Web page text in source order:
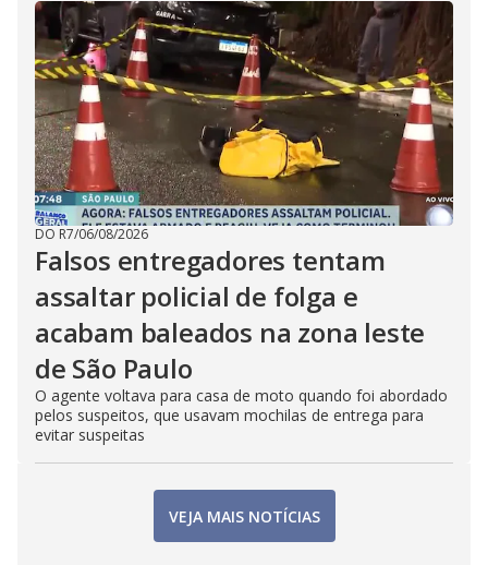
DO R7/06/08/2026
Falsos entregadores tentam
assaltar policial de folga e
acabam baleados na zona leste
de São Paulo
O agente voltava para casa de moto quando foi abordado
pelos suspeitos, que usavam mochilas de entrega para
evitar suspeitas
VEJA MAIS NOTÍCIAS